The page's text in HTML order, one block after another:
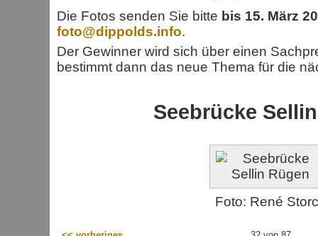
Die Fotos senden Sie bitte bis 15. März
foto@dippolds.info.
Der Gewinner wird sich über einen
bestimmt dann das neue Thema für die
Seebrücke
Foto: René